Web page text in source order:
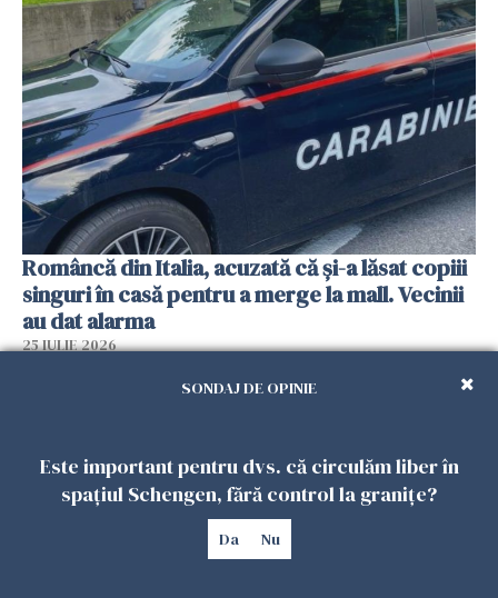
Româncă din Italia, acuzată că și-a lăsat copiii
singuri în casă pentru a merge la mall. Vecinii
au dat alarma
25 IULIE 2026
SONDAJ DE OPINIE
Este important pentru dvs. că circulăm liber în
spațiul Schengen, fără control la granițe?
Da Nu